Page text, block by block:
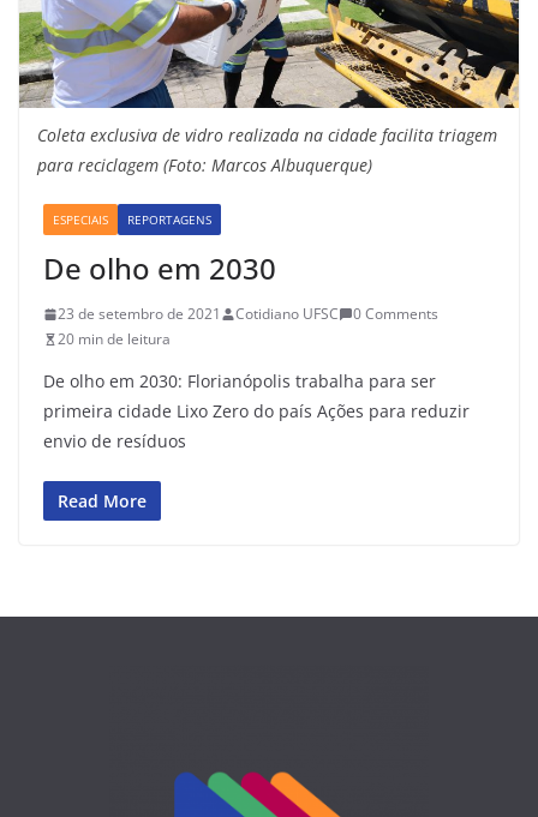
Coleta exclusiva de vidro realizada na cidade facilita triagem
para reciclagem (Foto: Marcos Albuquerque)
ESPECIAIS REPORTAGENS
De olho em 2030
23 de setembro de 2021 Cotidiano UFSC
0 Comments
20 min de leitura
De olho em 2030: Florianópolis trabalha para ser
primeira cidade Lixo Zero do país Ações para reduzir
envio de resíduos
Read More